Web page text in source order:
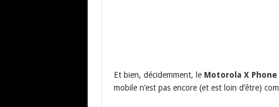
Et bien, décidemment, le Motorola X Phone
mobile n’est pas encore (et est loin d’être)